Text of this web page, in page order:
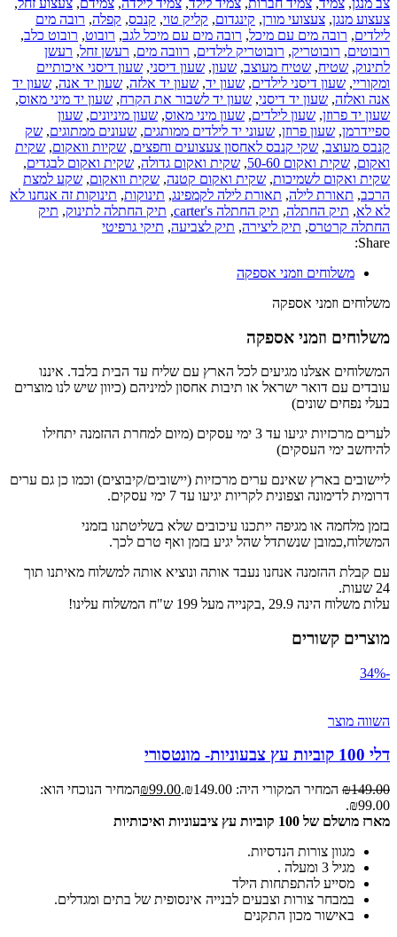
צעצוע מנגן, צעצועי מורן, קינגדום, קליק טוי, קנבס, קפלה, רובה מים
לילדים, רובה מים עם מיכל, רובה מים עם מיכל לגב, רובוט, רובוט כלב,
רובוטים, רובוטריק, רובוטריק לילדים, רוובה מים, רעשן זחל, רעשן
לתינוק, שטיח, שטיח מעוצב, שעון, שעון דיסני, שעון דיסני איכותיים
ומקוריי, שעון דיסני לילדים, שעון יד, שעון יד אלזה, שעון יד אנה, שעון יד
אנה ואלזה, שעון יד דיסני, שעון יד לשבור את הקרח, שעון יד מיני מאוס,
שעון יד פרוזן, שעון לילדים, שעון מיני מאוס, שעון מיניונים, שעון
ספיידרמן, שעון פרוזן, שעוני יד לילדים ממותגים, שעונים ממתוגים, שק
קנבס מעוצב, שקי קנבס לאחסון צעצועים וחפצים, שקיות וואקום, שקית
ואקום, שקית ואקום 50-60 , שקית ואקום גדולה, שקית ואקום לבגדים,
שקית ואקום לשמיכות, שקית ואקום קטנה, שקית וואקום, שקע למצת
הרכב, תאורת לילה, תאורת לילה לקמפינג, תינוקות, תינוקות זה אנחנו לא
לא לא, תיק החתלה, תיק החתלה carter's , תיק החתלה לתינוק, תיק
החתלה קרטרס, תיק ליצירה, תיק לצביעה, תיקי גרפיטי
Share:
משלוחים וזמני אספקה
משלוחים וזמני אספקה
משלוחים וזמני אספקה
המשלוחים אצלנו מגיעים לכל הארץ עם שליח עד הבית בלבד. איננו
עובדים עם דואר ישראל או תיבות אחסון למיניהם (כיוון שיש לנו מוצרים
בעלי נפחים שונים)
לערים מרכזיות יגיעו עד 3 ימי עסקים (מיום למחרת ההזמנה יתחילו
להיחשב ימי העסקים)
ליישובים בארץ שאינם ערים מרכזיות (יישובים/קיבוצים) וכמו כן גם ערים
דרומית לדימונה וצפונית לקריות יגיעו עד 7 ימי עסקים.
בזמן מלחמה או מגיפה ייתכנו עיכובים שלא בשליטתנו בזמני
המשלוח,כמובן שנשתדל שהל יגיע בזמן ואף טרם לכך.
עם קבלת ההזמנה אנחנו נעבד אותה ונוציא אותה למשלוח מאיתנו תוך
24 שעות.
עלות משלוח הינה 29.9 ,בקנייה מעל 199 ש"ח המשלוח עלינו!
מוצרים קשורים
-34%
השווה מוצר
דלי 100 קוביות עץ צבעוניות- מונטסורי
₪149.00 המחיר המקורי היה: ₪149.00. ₪99.00
המחיר הנוכחי הוא:
₪99.00.
מארז מושלם של 100 קוביות עץ ציבעוניות ואיכותיות
מגוון צורות הנדסיות.
מגיל 3 ומעלה .
מסייע להתפתחות הילד
במבחר צורות וצבעים לבנייה אינסופית של בתים ומגדלים.
באישור מכון התקנים